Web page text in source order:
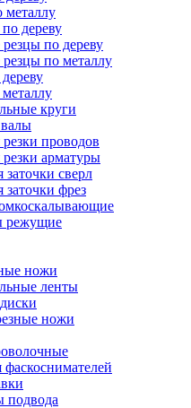
металлу
дереву
по дереву
по металлу
круги
проводов
арматуры
заточки сверл
заточки фрез
режущие
ножи
ленты
ножи
фаскоснимателей